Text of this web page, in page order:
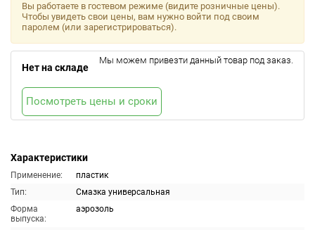
Характеристики
Применение:
пластик
Тип:
Смазка универсальная
Форма
выпуска:
аэрозоль
Вы работаете в гостевом режиме (видите розничные цены).
Чтобы увидеть свои цены, вам нужно войти под своим
паролем (или зарегистрироваться).
Нет на складе
Мы можем привезти данный товар под заказ.
Посмотреть цены и сроки